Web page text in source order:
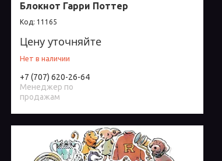
Блокнот Гарри Поттер
11165
Цену уточняйте
Нет в наличии
+7 (707) 620-26-64
Менеджер по
продажам